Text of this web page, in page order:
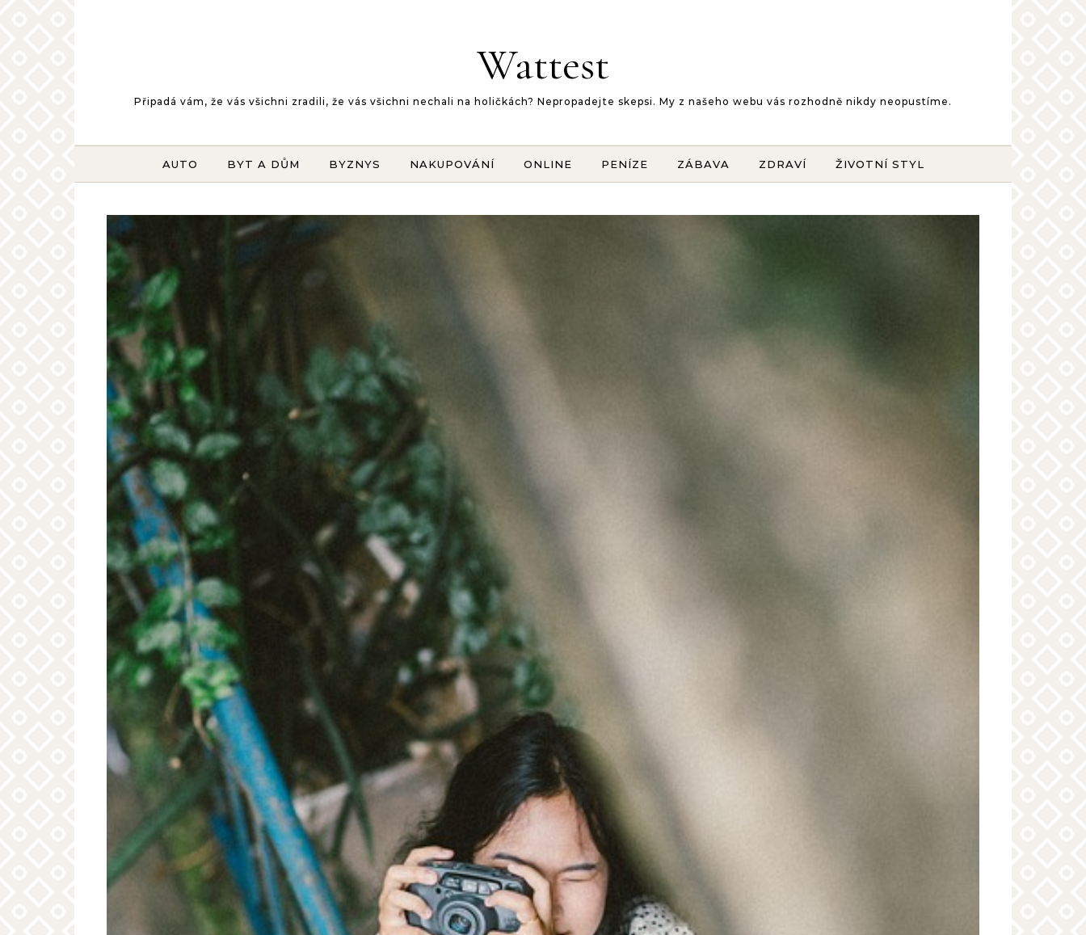
Wattest
Připadá vám, že vás všichni zradili, že vás všichni nechali na holičkách? Nepropadejte skepsi. My z našeho webu vás rozhodně nikdy neopustíme.
AUTO BYT A DŮM BYZNYS NAKUPOVÁNÍ ONLINE PENÍZE ZÁBAVA ZDRAVÍ ŽIVOTNÍ STYL